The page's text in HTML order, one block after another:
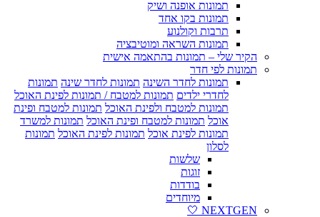
תמונות אופנה ושיק
תמונות בקו אחד
תרבות וקולנוע
תמונות השראה ומוטיבציה
הקיר שלי – תמונות בהתאמה אישית
תמונות לפי חדר
תמונות לחדר השינה תמונות לחדר שינה תמונות
לחדרי ילדים תמונות למטבח / תמונות לפינת האוכל
תמונות למטבח ולפינת האוכל תמונות למטבח ופינת
אוכל תמונות למטבח ופינת האוכל תמונות למשרד
תמונות לפינת אוכל תמונות לפינת האוכל תמונות
לסלון
שלשות
זוגות
בודדות
מיוחדים
NEXTGEN 🤍